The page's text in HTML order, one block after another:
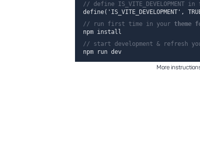
// define IS_VITE_DEVELOPMENT
define('IS_VITE_DEVELOPMENT',
// run first time in your theme
npm install
// start development & refresh
npm run dev
More